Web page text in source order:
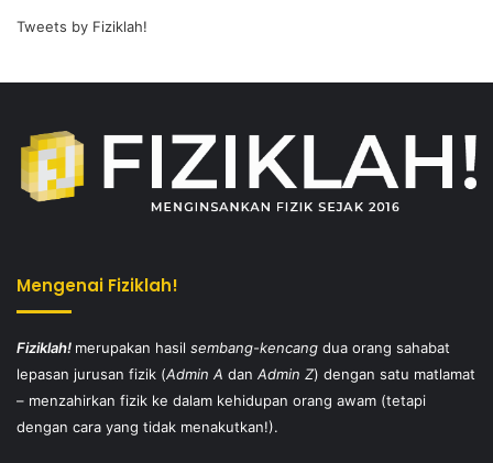
Tweets by Fiziklah!
Mengenai Fiziklah!
Fiziklah! merupakan hasil sembang-kencang dua orang sahabat
lepasan jurusan fizik (Admin A dan Admin Z) dengan satu matlamat
– menzahirkan fizik ke dalam kehidupan orang awam (tetapi
dengan cara yang tidak menakutkan!).